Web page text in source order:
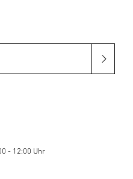
- 12:00 Uhr